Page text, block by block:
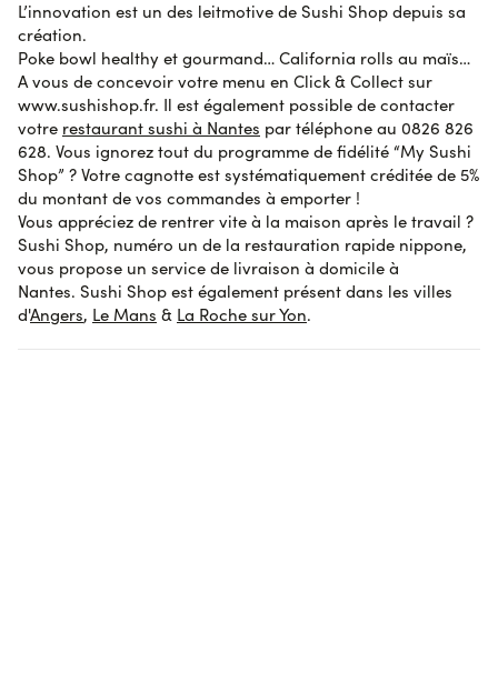
Etienne L.
Attention demain sokchea
Patrick S.le 23 octobre 2023 AVIS VÉRIFIÉ
Vous devenez onéreux
AVIS SOUMIS À UN CONTRÔLE
Afficher l'attestation de confiance
L’innovation est un des leitmotive de Sushi Shop depuis sa
création.
Poke bowl healthy et gourmand… California rolls au maïs…
A vous de concevoir votre menu en Click & Collect sur
www.sushishop.fr. Il est également possible de contacter
votre restaurant sushi à Nantes par téléphone au 0826 826
628. Vous ignorez tout du programme de fidélité “My Sushi
Shop” ? Votre cagnotte est systématiquement créditée de 5%
du montant de vos commandes à emporter !
Vous appréciez de rentrer vite à la maison après le travail ?
Sushi Shop, numéro un de la restauration rapide nippone,
vous propose un service de livraison à domicile à
Nantes. Sushi Shop est également présent dans les villes
d'Angers, Le Mans & La Roche sur Yon.